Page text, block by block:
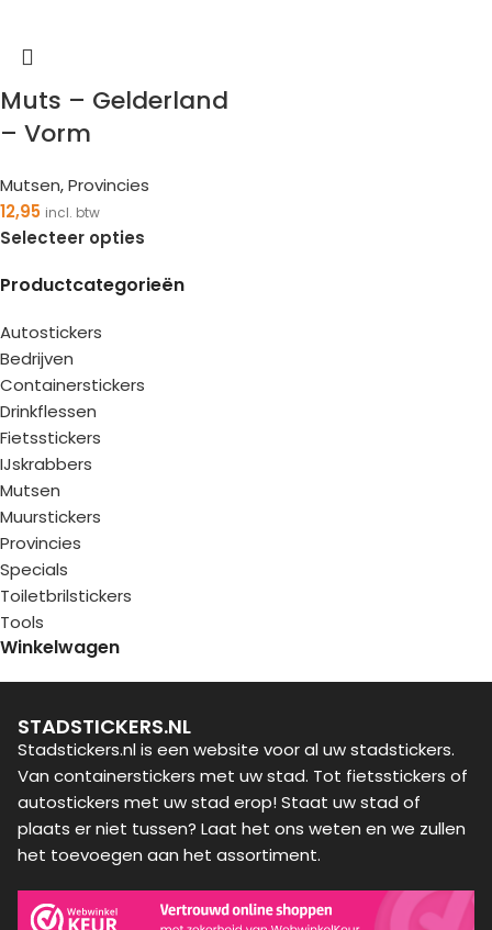
Productcategorieën
Autostickers
Bedrijven
Containerstickers
Drinkflessen
Fietsstickers
IJskrabbers
Mutsen
Muurstickers
Provincies
Specials
Toiletbrilstickers
Tools
Winkelwagen
Muts – Gelderland
– Vorm
Mutsen,Provincies
12,95 incl. btw
Selecteer opties
STADSTICKERS.NL
Stadstickers.nl is een website voor al uw stadstickers.
Van containerstickers met uw stad. Tot fietsstickers of
autostickers met uw stad erop! Staat uw stad of
plaats er niet tussen? Laat het ons weten en we zullen
het toevoegen aan het assortiment.